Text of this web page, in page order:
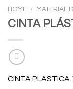
HOME / MATERIAL
CINTA
CINTA PLASTICA